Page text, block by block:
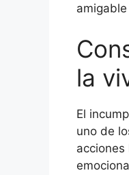
la
El
uno de